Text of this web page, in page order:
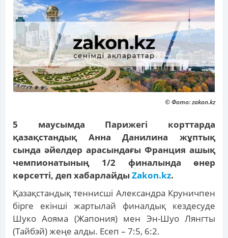
© Фото: zakon.kz
5 маусымда Парижегі корттарда
қазақстандық Анна Данилина жұптық
сында әйелдер арасындағы Франция ашық
чемпионатының 1/2 финалында өнер
көрсетті, деп хабарлайдыZakon.kz.
Қазақстандық теннисші Александра Круничпен
бірге екінші жартылай финалдық кездесуде
Шуко Аояма (Жапония) мен Эн-Шуо Лянгты
(Тайбэй) жеңе алды. Есеп – 7:5, 6:2.